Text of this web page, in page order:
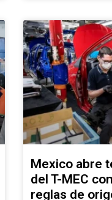
Mexico abre
del T-MEC
reglas de